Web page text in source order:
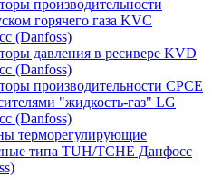
производительности
горячего газа KVC
(Danfoss)
давления в ресивере KVD
(Danfoss)
производительности CPCE
"жидкость-газ" LG
(Danfoss)
терморегулирующие
типа TUH/TCHE Данфосс